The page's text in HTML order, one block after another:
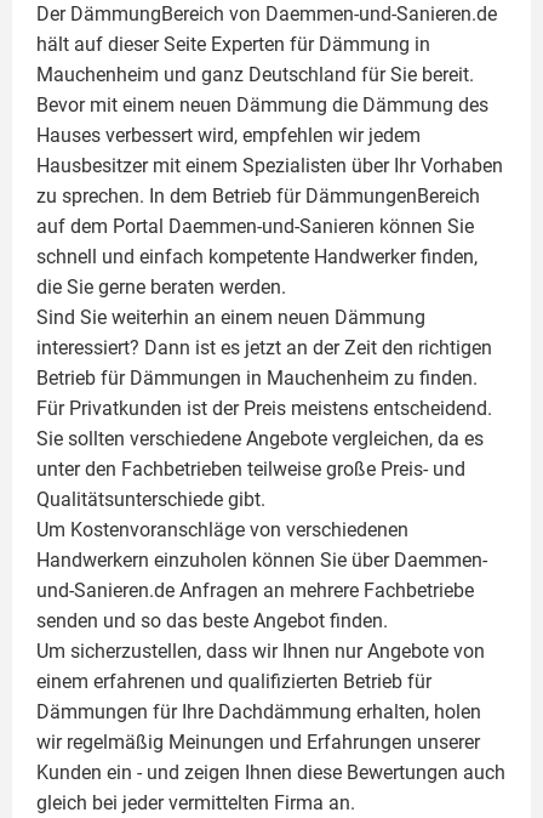
Der DämmungBereich von Daemmen-und-Sanieren.de
hält auf dieser Seite Experten für Dämmung in
Mauchenheim und ganz Deutschland für Sie bereit.
Bevor mit einem neuen Dämmung die Dämmung des
Hauses verbessert wird, empfehlen wir jedem
Hausbesitzer mit einem Spezialisten über Ihr Vorhaben
zu sprechen. In dem Betrieb für DämmungenBereich
auf dem Portal Daemmen-und-Sanieren können Sie
schnell und einfach kompetente Handwerker finden,
die Sie gerne beraten werden.
Sind Sie weiterhin an einem neuen Dämmung
interessiert? Dann ist es jetzt an der Zeit den richtigen
Betrieb für Dämmungen in Mauchenheim zu finden.
Für Privatkunden ist der Preis meistens entscheidend.
Sie sollten verschiedene Angebote vergleichen, da es
unter den Fachbetrieben teilweise große Preis- und
Qualitätsunterschiede gibt.
Um Kostenvoranschläge von verschiedenen
Handwerkern einzuholen können Sie über Daemmen-
und-Sanieren.de Anfragen an mehrere Fachbetriebe
senden und so das beste Angebot finden.
Um sicherzustellen, dass wir Ihnen nur Angebote von
einem erfahrenen und qualifizierten Betrieb für
Dämmungen für Ihre Dachdämmung erhalten, holen
wir regelmäßig Meinungen und Erfahrungen unserer
Kunden ein - und zeigen Ihnen diese Bewertungen auch
gleich bei jeder vermittelten Firma an.